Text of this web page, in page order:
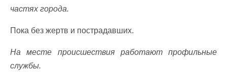
частях города.
Пока без жертв и пострадавших.
На месте происшествия работают профильные
службы.